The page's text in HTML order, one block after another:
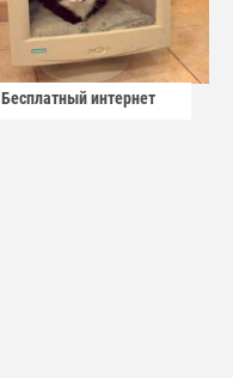
Бесплатный интернет